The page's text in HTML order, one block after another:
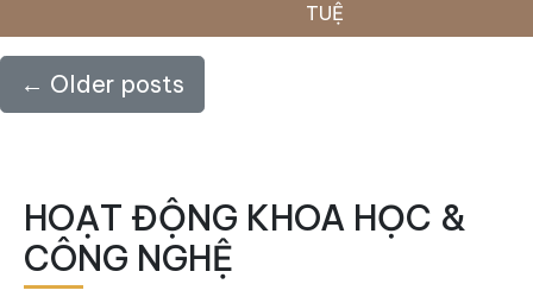
TUỆ
← Older posts
HOẠT ĐỘNG KHOA HỌC &
CÔNG NGHỆ